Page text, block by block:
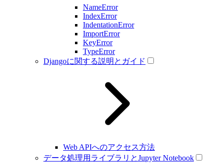
NameError
IndexError
IndentationError
ImportError
KeyError
TypeError
Djangoに関する説明とガイド
Web APIへのアクセス方法
データ処理用ライブラリとJupyter Notebook